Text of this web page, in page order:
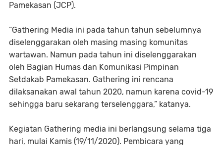
Pamekasan (JCP).
“Gathering Media ini pada tahun tahun sebelumnya
diselenggarakan oleh masing masing komunitas
wartawan. Namun pada tahun ini diselenggarakan
oleh Bagian Humas dan Komunikasi Pimpinan
Setdakab Pamekasan. Gathering ini rencana
dilaksanakan awal tahun 2020, namun karena covid-19
sehingga baru sekarang terselenggara,” katanya.
Kegiatan Gathering media ini berlangsung selama tiga
hari, mulai Kamis (19/11/2020). Pembicara yang